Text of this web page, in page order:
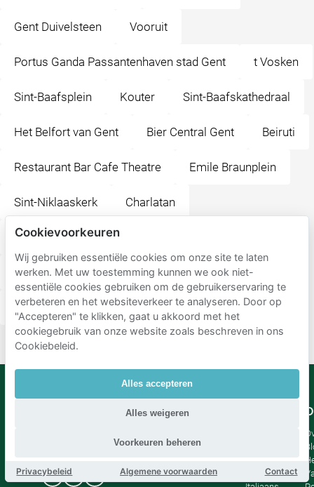
Gent Duivelsteen Vooruit
Portus Ganda Passantenhaven stad Gent t Vosken
Sint-Baafsplein Kouter Sint-Baafskathedraal
Het Belfort van Gent Bier Central Gent Beiruti
Restaurant Bar Cafe Theatre Emile Braunplein
Sint-Niklaaskerk Charlatan
Missy Sippy Blues & Roots Club
Royal India Restaurant Korenmarkt
Graffiti Street
Mobypark
Frankrijk
Cookievoorkeuren
Wij gebruiken essentiële cookies om onze site te laten
werken. Met uw toestemming kunnen we ook niet-
essentiële cookies gebruiken om de gebruikerservaring te
verbeteren en het websiteverkeer te analyseren. Door op
"Accepteren" te klikken, gaat u akkoord met het
cookiegebruik van onze website zoals beschreven in ons
Cookiebeleid.
Alles accepteren
Alles weigeren
Voorkeuren beheren
Privacybeleid Algemene voorwaarden Contact